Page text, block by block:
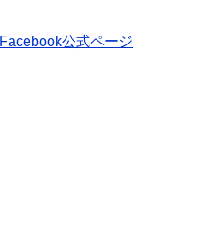
Facebook公式ページ